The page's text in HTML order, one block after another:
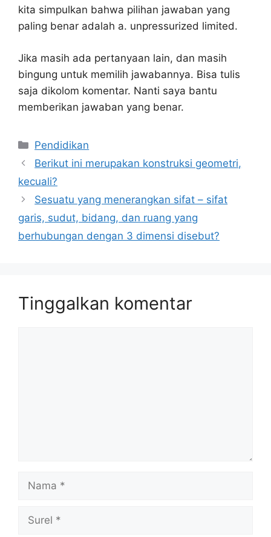
kita simpulkan bahwa pilihan jawaban yang
paling benar adalah a. unpressurized limited.
Jika masih ada pertanyaan lain, dan masih
bingung untuk memilih jawabannya. Bisa tulis
saja dikolom komentar. Nanti saya bantu
memberikan jawaban yang benar.
Kategori
Pendidikan
Berikut ini merupakan konstruksi geometri,
kecuali?
Sesuatu yang menerangkan sifat – sifat
garis, sudut, bidang, dan ruang yang
berhubungan dengan 3 dimensi disebut?
Tinggalkan komentar